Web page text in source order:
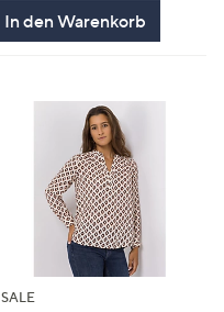
In den Warenkorb
SALE